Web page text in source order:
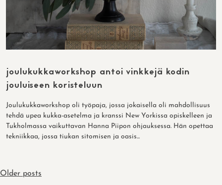
joulukukkaworkshop antoi vinkkejä kodin
jouluiseen koristeluun
Joulukukkaworkshop oli työpaja, jossa jokaisella oli mahdollisuus
tehdä upea kukka-asetelma ja kranssi New Yorkissa opiskelleen ja
Tukholmassa vaikuttavan Hanna Piipon ohjauksessa. Hän opettaa
tekniikkaa, jossa tiukan sitomisen ja oasis...
POSTS
Older posts